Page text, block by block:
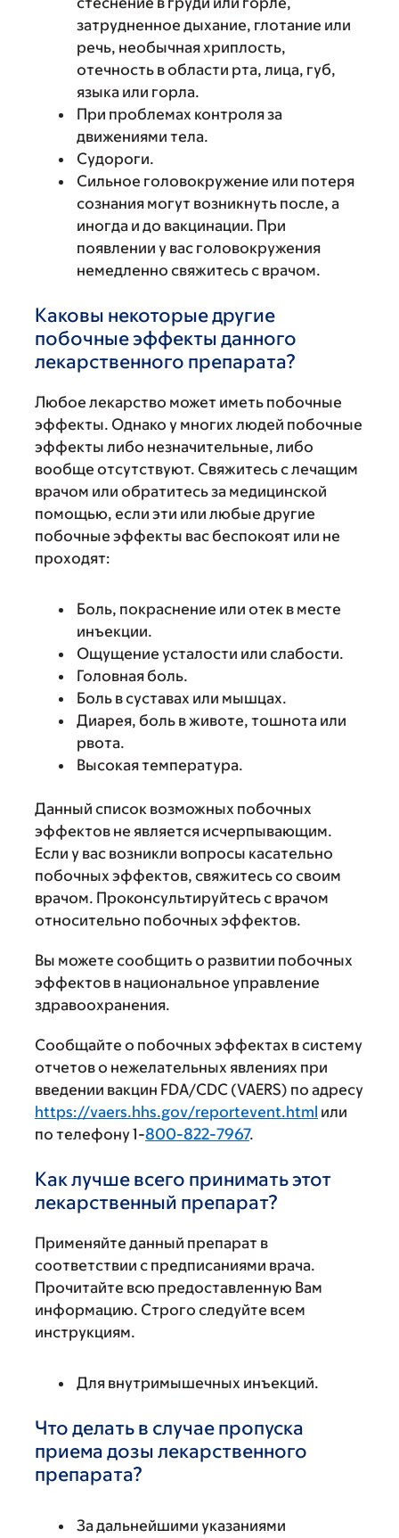
затрудненное дыхание, глотание или
речь, необычная хриплость,
отечность в области рта, лица, губ,
языка или горла.
При проблемах контроля за
движениями тела.
Судороги.
Сильное головокружение или потеря
сознания могут возникнуть после, а
иногда и до вакцинации. При
появлении у вас головокружения
немедленно свяжитесь с врачом.
Каковы некоторые другие
побочные эффекты данного
лекарственного препарата?
Любое лекарство может иметь побочные
эффекты. Однако у многих людей побочные
эффекты либо незначительные, либо
вообще отсутствуют. Свяжитесь с лечащим
врачом или обратитесь за медицинской
помощью, если эти или любые другие
побочные эффекты вас беспокоят или не
проходят:
Боль, покраснение или отек в месте
инъекции.
Ощущение усталости или слабости.
Головная боль.
Боль в суставах или мышцах.
Диарея, боль в животе, тошнота или
рвота.
Высокая температура.
Данный список возможных побочных
эффектов не является исчерпывающим.
Если у вас возникли вопросы касательно
побочных эффектов, свяжитесь со своим
врачом. Проконсультируйтесь с врачом
относительно побочных эффектов.
Вы можете сообщить о развитии побочных
эффектов в национальное управление
здравоохранения.
Сообщайте о побочных эффектах в систему
отчетов о нежелательных явлениях при
введении вакцин FDA/CDC (VAERS) по адресу
https://vaers.hhs.gov/reportevent.html или
по телефону 1-800-822-7967.
Как лучше всего принимать этот
лекарственный препарат?
Применяйте данный препарат в
соответствии с предписаниями врача.
Прочитайте всю предоставленную Вам
информацию. Строго следуйте всем
инструкциям.
Для внутримышечных инъекций.
Что делать в случае пропуска
приема дозы лекарственного
препарата?
За дальнейшими указаниями